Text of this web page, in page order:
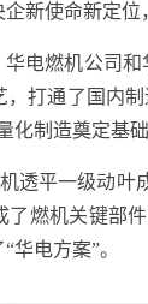
新使命新定
燃机公司和
，打通了国内
化制造奠定基础
平一级动叶成
了燃机关键部
华电方案”。